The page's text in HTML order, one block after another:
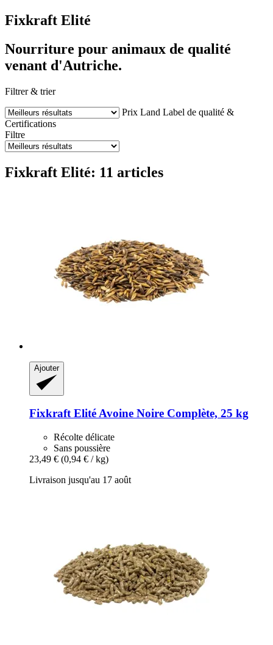
Fixkraft Elité
Nourriture pour animaux de qualité
venant d'Autriche.
Filtrer & trier
Prix Land Label de qualité &
Certifications
Filtre
Fixkraft Elité: 11 articles
Ajouter
Fixkraft ElitéAvoine Noire Complète, 25 kg
Récolte délicate
Sans poussière
23,49 € (0,94 € / kg)
Livraison jusqu'au 17 août